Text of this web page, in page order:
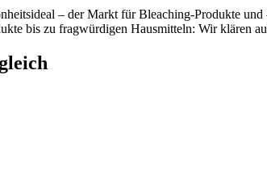
– der Markt für Bleaching-Produkte
bis zu fragwürdigen Hausmitteln: Wir klären